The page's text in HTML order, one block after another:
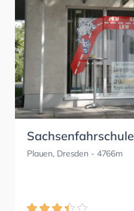
Sachsenfahrschule
Plauen, Dresden - 4766m